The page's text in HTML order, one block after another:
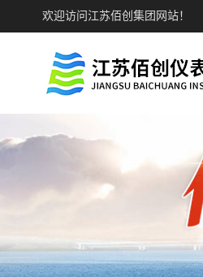
欢迎访问江苏佰创集团网站！